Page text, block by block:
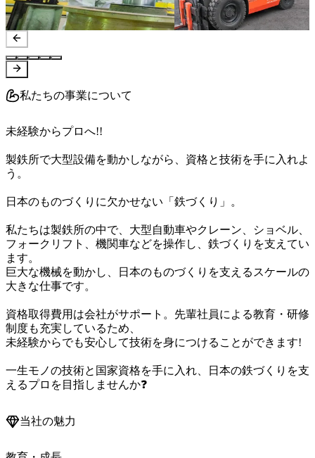
私たちの事業について
未経験からプロへ!!
製鉄所で大型設備を動かしながら、資格と技術を手に入れよ
う。
日本のものづくりに欠かせない「鉄づくり」。
私たちは製鉄所の中で、大型自動車やクレーン、ショベル、
フォークリフト、機関車などを操作し、鉄づくりを支えてい
ます。
巨大な機械を動かし、日本のものづくりを支えるスケールの
大きな仕事です。
資格取得費用は会社がサポート。先輩社員による教育・研修
制度も充実しているため、
未経験からでも安心して技術を身につけることができます!
一生モノの技術と国家資格を手に入れ、日本の鉄づくりを支
えるプロを目指しませんか❓
当社の魅力